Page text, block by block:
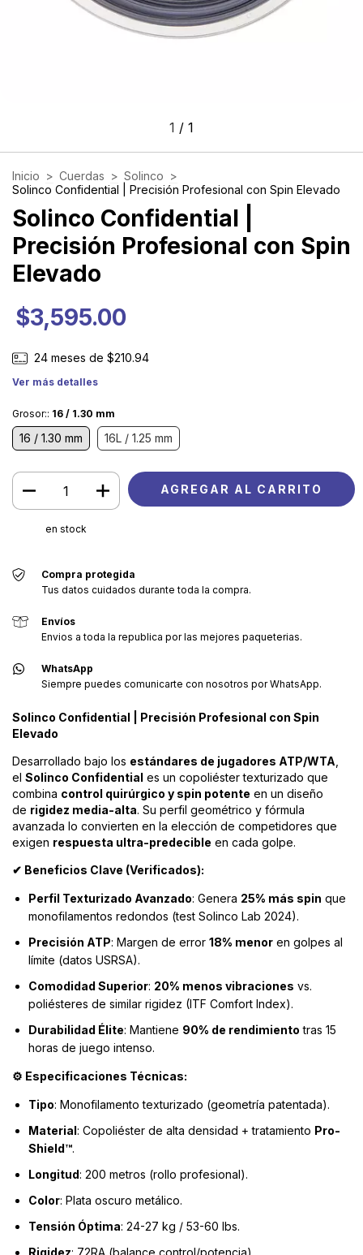
1 / 1
Inicio > Cuerdas > Solinco >
Solinco Confidential | Precisión Profesional con Spin Elevado
Solinco Confidential |
Precisión Profesional con Spin
Elevado
$3,595.00
24 meses de $210.94
Ver más detalles
Grosor:: 16 / 1.30 mm
16 / 1.30 mm 16L / 1.25 mm
en stock
Compra protegida
Tus datos cuidados durante toda la compra.
Envíos
Envios a toda la republica por las mejores paqueterias.
WhatsApp
Siempre puedes comunicarte con nosotros por WhatsApp.
Solinco Confidential | Precisión Profesional con Spin
Elevado
Desarrollado bajo los estándares de jugadores ATP/WTA
el Solinco Confidential es un copoliéster texturizado que
combina control quirúrgico y spin potente en un diseño
de rigidez media-alta. Su perfil geométrico y fórmula
avanzada lo convierten en la elección de competidores que
exigen respuesta ultra-predecible en cada golpe.
✔ Beneficios Clave (Verificados):
Perfil Texturizado Avanzado: Genera 25% más spin que
monofilamentos redondos (test Solinco Lab 2024).
Precisión ATP: Margen de error 18% menor en golpes al
límite (datos USRSA).
Comodidad Superior: 20% menos vibraciones vs.
poliésteres de similar rigidez (ITF Comfort Index).
Durabilidad Élite: Mantiene 90% de rendimiento tras 15
horas de juego intenso.
⚙️ Especificaciones Técnicas:
Tipo: Monofilamento texturizado (geometría patentada).
Material: Copoliéster de alta densidad + tratamiento Pro-
Shield™.
Longitud: 200 metros (rollo profesional).
Color: Plata oscuro metálico.
Tensión Óptima: 24-27 kg / 53-60 lbs.